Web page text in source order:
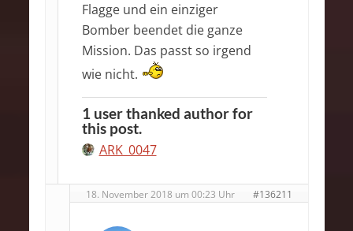
Flagge und ein einziger
Bomber beendet die ganze
Mission. Das passt so irgend
wie nicht.
1 user thanked author for
this post.
ARK_0047
18. November 2018 um 00:23 Uhr #136211